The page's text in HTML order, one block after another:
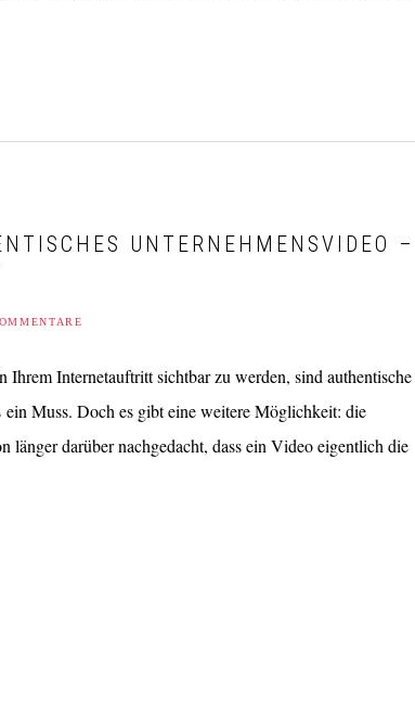
UNTERNEHMENSVIDEO –
Ihrem Internetauftritt sichtbar zu werden, sind authentische
ein Muss. Doch es gibt eine weitere Möglichkeit: die
länger darüber nachgedacht, dass ein Video eigentlich die